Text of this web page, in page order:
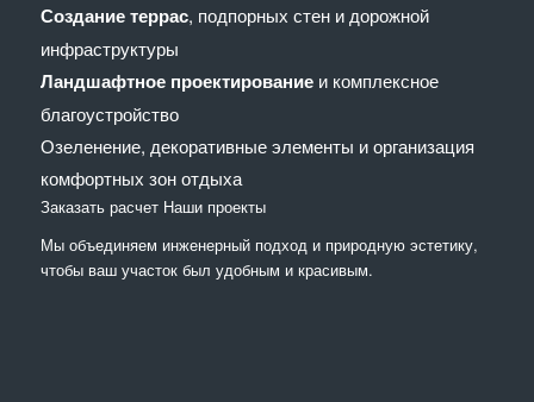
Создание террас, подпорных стен и дорожной
инфраструктуры
Ландшафтное проектированиеи комплексное
благоустройство
Озеленение, декоративные элементы и организация
комфортных зон отдыха
Заказать расчет Наши проекты
Мы объединяем инженерный подход и природную эстетику,
чтобы ваш участок был удобным и красивым.